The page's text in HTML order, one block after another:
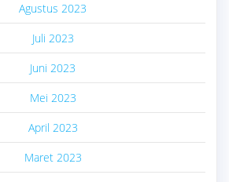
Agustus 2023
Juli 2023
Juni 2023
Mei 2023
April 2023
Maret 2023